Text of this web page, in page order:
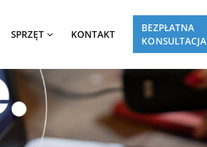
SPRZĘT KONTAKT
BEZPŁATNA
KONSULTACJA